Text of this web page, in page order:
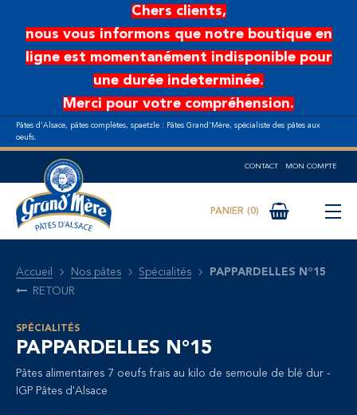
Aller au contenu principalChers clients,
nous vous informons que notre boutique en
ligne est momentanément indisponible pour
une durée indeterminée.
Merci pour votre compréhension.
Pâtes d’Alsace, pâtes complètes, spaetzle : Pâtes Grand’Mère, spécialiste des pâtes aux
oeufs.
CONTACT MON COMPTE
0
Accueil Nos pâtes Spécialités
PAPPARDELLES N°15
RETOUR
SPÉCIALITÉS
PAPPARDELLES N°15
Pâtes alimentaires 7 oeufs frais au kilo de semoule de blé dur -
IGP Pâtes d'Alsace